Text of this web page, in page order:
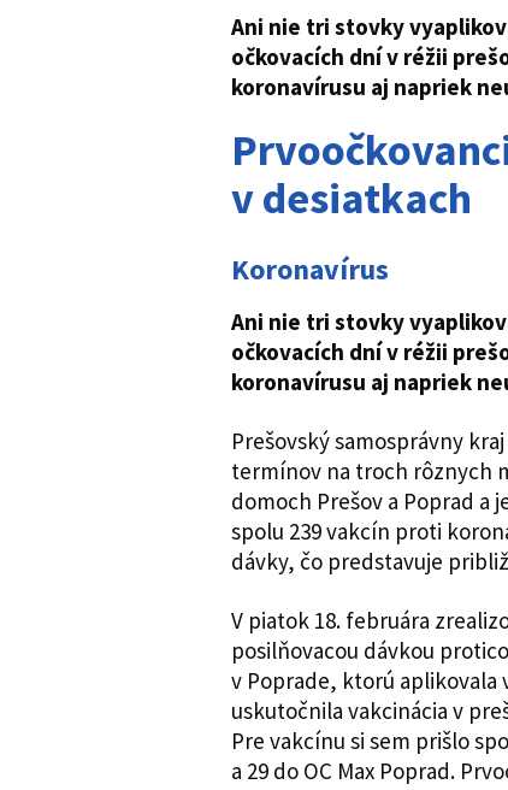
Ani nie tri stovky
očkovacích dní v réžii
koronavírusu aj napriek
v desiatkach
Koronavírus
Ani nie tri stovky
očkovacích dní v réžii
koronavírusu aj napriek
Prešovský samosprávny
termínov na troch rôznych
domoch Prešov a Poprad a
spolu 239 vakcín proti
dávky, čo predstavuje
V piatok 18. februára
posilňovacou dávkou
v Poprade, ktorú aplikovala
uskutočnila vakcinácia v
Pre vakcínu si sem prišlo
a 29 do OC Max Poprad.